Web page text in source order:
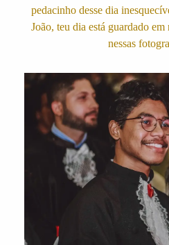
pedacinho desse dia
João, teu dia está guardado
nessas